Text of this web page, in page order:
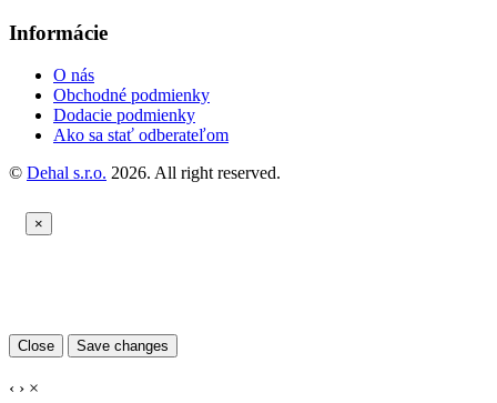
Informácie
O nás
Obchodné podmienky
Dodacie podmienky
Ako sa stať odberateľom
© Dehal s.r.o. 2026. All right reserved.
×
Close Save changes
‹ › ×